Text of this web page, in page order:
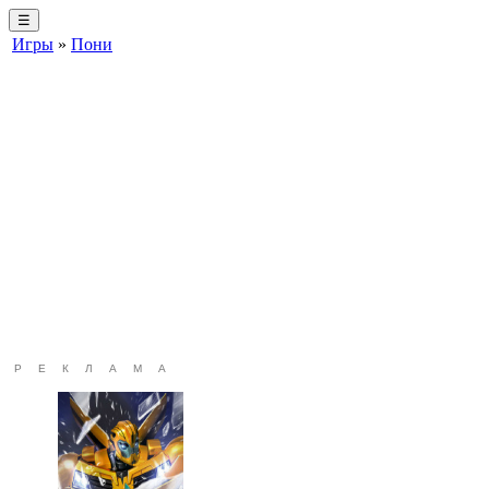
☰
Игры » Пони
РЕКЛАМА